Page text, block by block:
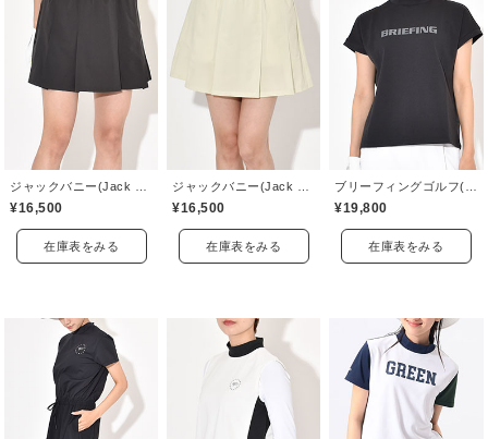
¥16,500
在庫表をみる
¥16,500
在庫表をみる
¥19,800
在庫表をみる